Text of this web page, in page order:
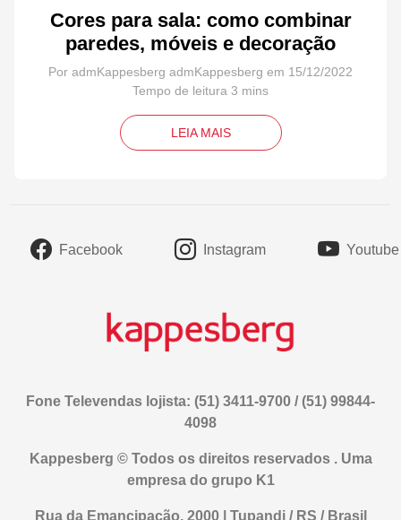
Cores para sala: como combinar
paredes, móveis e decoração
Por admKappesberg admKappesberg em 15/12/2022
LEIA MAIS
Facebook Instagram Youtube
Fone Televendas lojista: (51) 3411-9700 / (51) 99844-
4098
Kappesberg © Todos os direitos reservados . Uma
empresa do grupo K1
Rua da Emancipação, 2000 | Tupandi / RS / Brasil